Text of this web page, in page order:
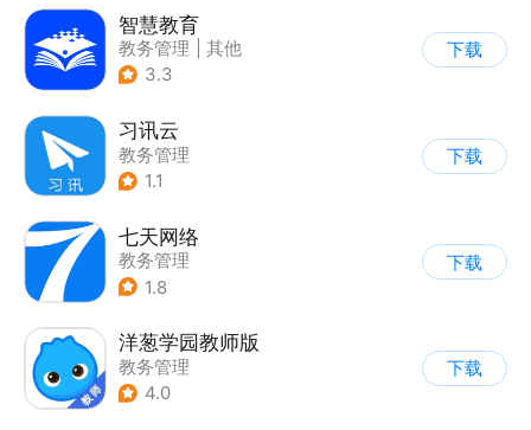
智慧教育
教务管理
其他
3.3
下载
习讯云
教务管理
1.1
下载
七天网络
教务管理
1.8
下载
洋葱学园教师版
教务管理
4.0
下载